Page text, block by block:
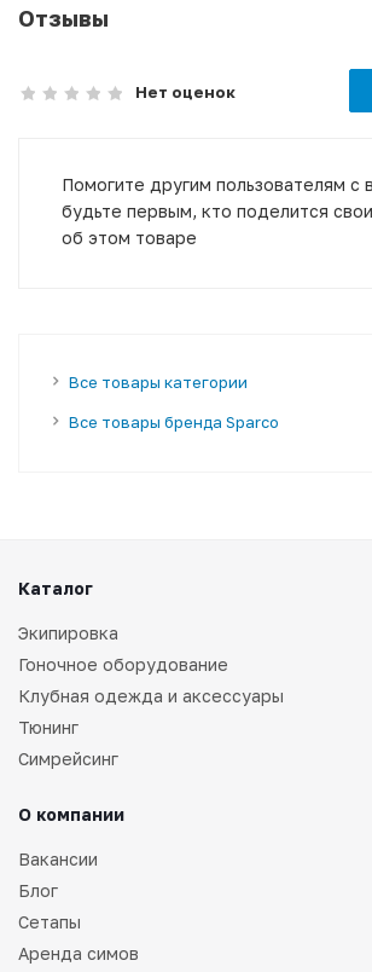
Отзывы
Нет оценок
Помогите другим пользователям с
будьте первым, кто поделится
об этом товаре
Все товары категории
Все товары бренда Sparco
Каталог
Экипировка
Гоночное оборудование
Клубная одежда и аксессуары
Тюнинг
Симрейсинг
О компании
Вакансии
Блог
Сетапы
Аренда симов